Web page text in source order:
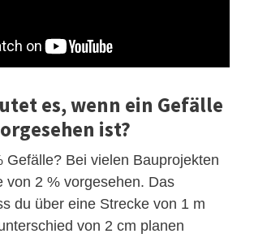
es, wenn ein Gefälle
ist?
Gefälle? Bei vielen Bauprojekten
von 2 % vorgesehen. Das
du über eine Strecke von 1 m
von 2 cm planen